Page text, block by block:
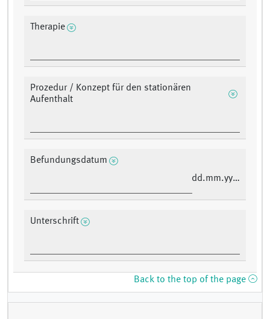
Therapie
Prozedur / Konzept für den stationären
Aufenthalt
Befundungsdatum
dd.mm.yyyy
Unterschrift
Back to the top of the page